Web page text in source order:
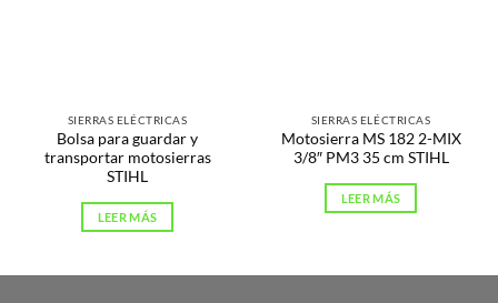
SIERRAS ELÉCTRICAS
Bolsa para guardar y
transportar motosierras
STIHL
LEER MÁS
SIERRAS ELÉCTRICAS
Motosierra MS 182 2-MIX
3/8″ PM3 35 cm STIHL
LEER MÁS